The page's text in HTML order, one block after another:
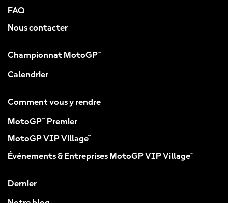
FAQ
Nous contacter
Championnat MotoGP™
Calendrier
Comment vous y rendre
MotoGP™ Premier
MotoGP VIP Village™
Événements & Entreprises MotoGP VIP Village™
Dernier